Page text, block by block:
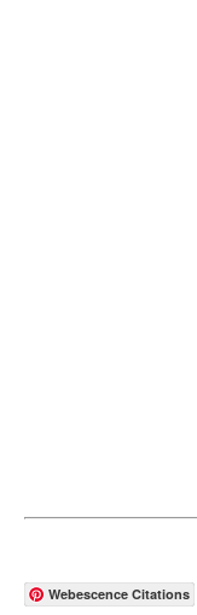
Webescence Citations